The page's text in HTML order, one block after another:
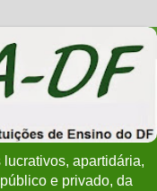
apartidária,
e privado, da